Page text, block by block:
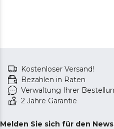
Kostenloser Versand!
Bezahlen in Raten
Verwaltung Ihrer
2 Jahre Garantie
Melden Sie sich für den